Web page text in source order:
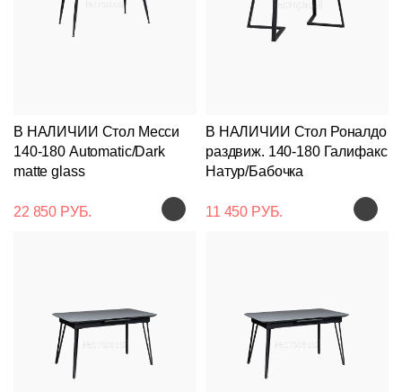
В НАЛИЧИИ Стол Месси
140-180 Automatic/Dark
matte glass
22 850 РУБ.
В НАЛИЧИИ Стол Роналдо
раздвиж. 140-180 Галифакс
Натур/Бабочка
11 450 РУБ.